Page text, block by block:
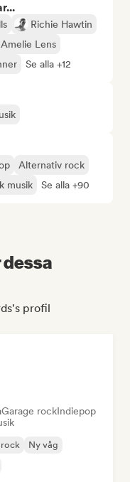
Richie Hawtin
Amelie Lens
Se alla +12
Alternativ rock
musik Se alla +90
dessa
profil
Garage rockIndiepop
Ny våg